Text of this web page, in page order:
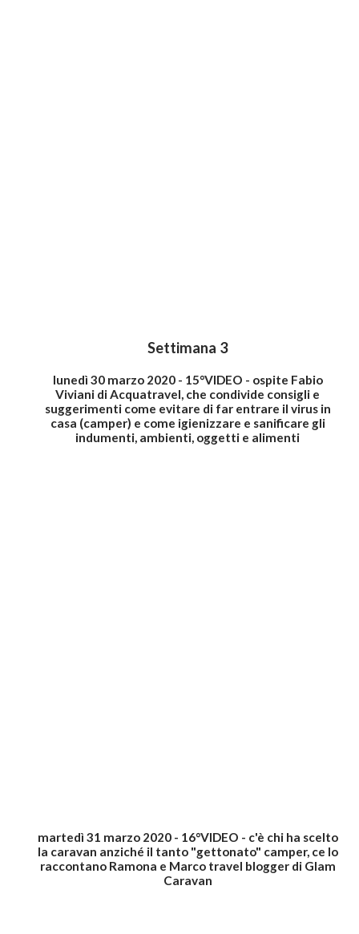
Settimana 3
lunedì 30 marzo 2020 - 15°VIDEO - ospite Fabio
Viviani di Acquatravel, che condivide consigli e
suggerimenti come evitare di far entrare il virus in
casa (camper) e come igienizzare e sanificare gli
indumenti, ambienti, oggetti e alimenti
martedì 31 marzo 2020 - 16°VIDEO - c'è chi ha scelto
la caravan anziché il tanto "gettonato" camper, ce lo
raccontano Ramona e Marco travel blogger di Glam
Caravan